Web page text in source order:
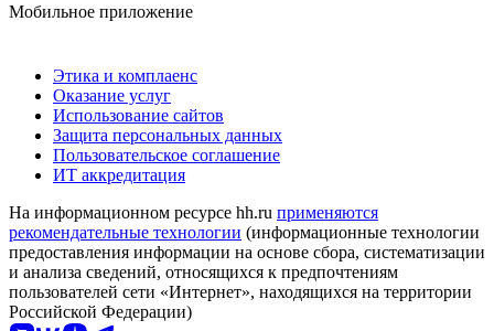
Мобильное приложение
Этика и комплаенс
Оказание услуг
Использование сайтов
Защита персональных данных
Пользовательское соглашение
ИТ аккредитация
На информационном ресурсе hh.ru применяются
рекомендательные технологии (информационные технологии
предоставления информации на основе сбора, систематизации
и анализа сведений, относящихся к предпочтениям
пользователей сети «Интернет», находящихся на территории
Российской Федерации)